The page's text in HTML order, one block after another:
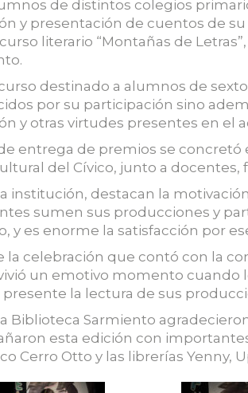
de distintos colegios
y presentación de cuentos de
literario “Montañas de
destinado a alumnos de
por su participación sino
y otras virtudes presentes en el
entrega de premios se concretó
del Cívico, junto a
institución, destacan la
sumen sus producciones y
y es enorme la satisfacción por
la celebración que contó con la
vivió un emotivo momento
la lectura de sus
Biblioteca Sarmiento
esta edición con
Cerro Otto y las librerías Yenny,